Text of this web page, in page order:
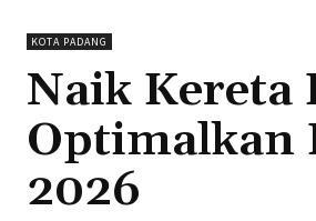
KOTA PADANG
Naik Kereta
Optimalkan
2026